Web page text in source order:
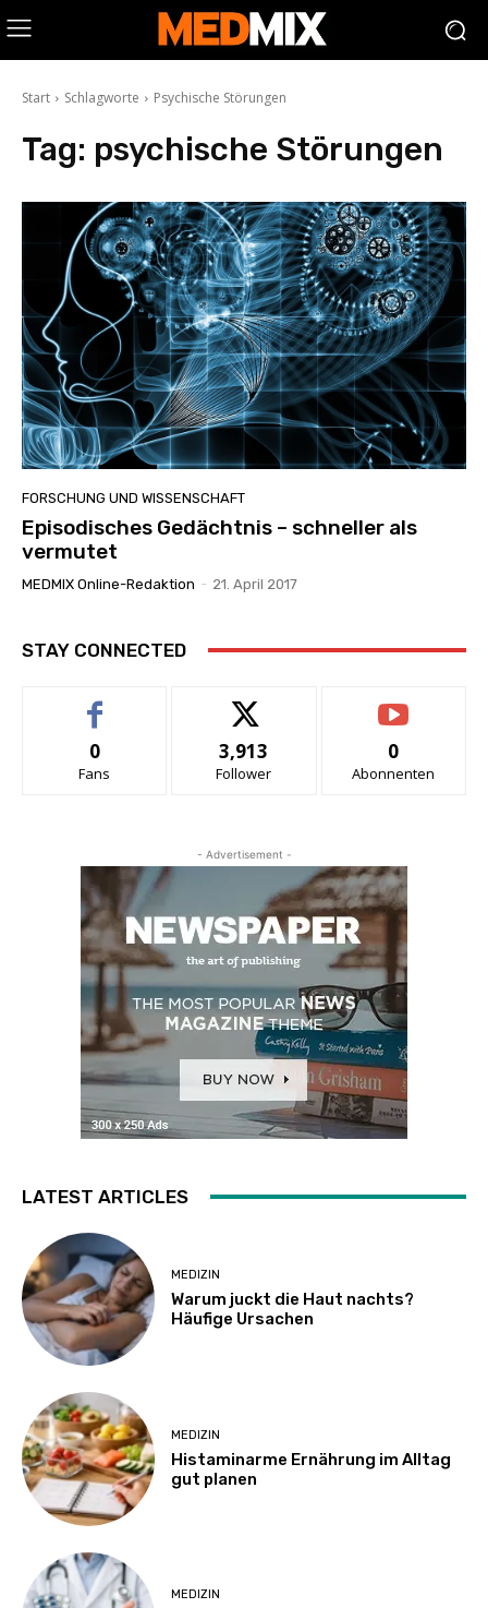
Start Schlagworte Psychische Störungen
Tag: psychische Störungen
FORSCHUNG UND WISSENSCHAFT
Episodisches Gedächtnis – schneller als
vermutet
MEDMIX Online-Redaktion - 21. April 2017
STAY CONNECTED
0
Fans
3,913
Follower
0
Abonnenten
- Advertisement -
LATEST ARTICLES
MEDIZIN
Warum juckt die Haut nachts?
Häufige Ursachen
MEDIZIN
Histaminarme Ernährung im Alltag
gut planen
MEDIZIN